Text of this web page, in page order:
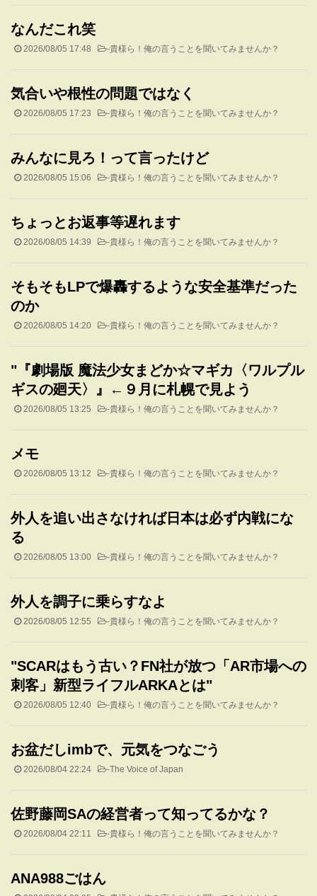
なんだこれ笑
2026/08/05 17:48 -貴様ら！俺の言うことを聞いてみませんか？
気合いや根性の問題ではなく
2026/08/05 17:23 -貴様ら！俺の言うことを聞いてみませんか？
みんなに見ろ！って言ったけど
2026/08/05 15:06 -貴様ら！俺の言うことを聞いてみませんか？
ちょっとお返事等遅れます
2026/08/05 14:39 -貴様ら！俺の言うことを聞いてみませんか？
そもそもLPで爆轟するような安全基準だった
のか
2026/08/05 14:20 -貴様ら！俺の言うことを聞いてみませんか？
"『劇場版 魔法少女まどか☆マギカ〈ワルプル
ギスの廻天〉』←９月に札幌で見よう
2026/08/05 13:25 -貴様ら！俺の言うことを聞いてみませんか？
メモ
2026/08/05 13:12 -貴様ら！俺の言うことを聞いてみませんか？
外人を追い出さなければ日本は必ず内戦にな
る
2026/08/05 13:00 -貴様ら！俺の言うことを聞いてみませんか？
外人を調子に乗らすなよ
2026/08/05 12:55 -貴様ら！俺の言うことを聞いてみませんか？
"SCARはもう古い？FN社が放つ「AR市場への
刺客」新型ライフルARKAとは"
2026/08/05 12:40 -貴様ら！俺の言うことを聞いてみませんか？
お盆だしimbで、元気をつなごう
2026/08/04 22:24 -The Voice of Japan
佐野藤岡SAの経営者って知ってるかな？
2026/08/04 22:11 -貴様ら！俺の言うことを聞いてみませんか？
ANA988ごはん